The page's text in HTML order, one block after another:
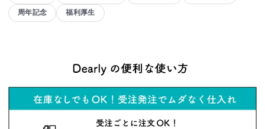
周年記念 福利厚生